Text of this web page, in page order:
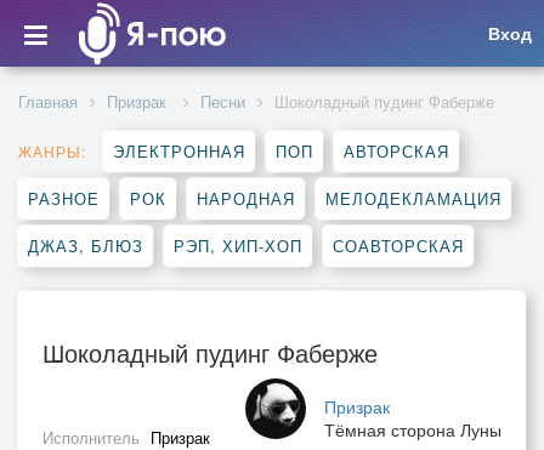
Вход
Главная Призрак Песни Шоколадный пудинг Фаберже
ЖАНРЫ: ЭЛЕКТРОННАЯ ПОП АВТОРСКАЯ
РАЗНОЕ РОК НАРОДНАЯ МЕЛОДЕКЛАМАЦИЯ
ДЖАЗ, БЛЮЗ РЭП, ХИП-ХОП СОАВТОРСКАЯ
Шоколадный пудинг Фаберже
Призрак
Тёмная сторона Луны
Исполнитель Призрак